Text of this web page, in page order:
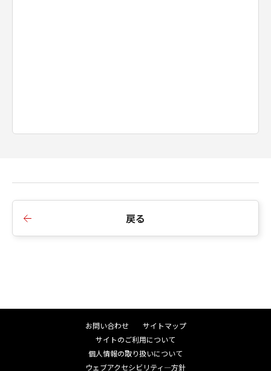
Shimomaruko 3-chome, Ohta-ku, Tokyo 146-
8501, Japan.
本条において、"the Software"という語は、本
戻る
お問い合わせ
サイトマップ
サイトのご利用について
個人情報の取り扱いについて
ウェブアクセシビリティ―方針